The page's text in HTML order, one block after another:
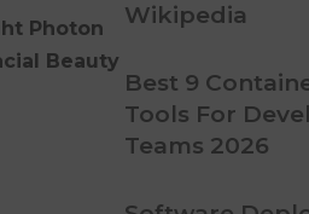
Photon
Beauty
Wikipedia
Best 9
Tools For
Teams 2026